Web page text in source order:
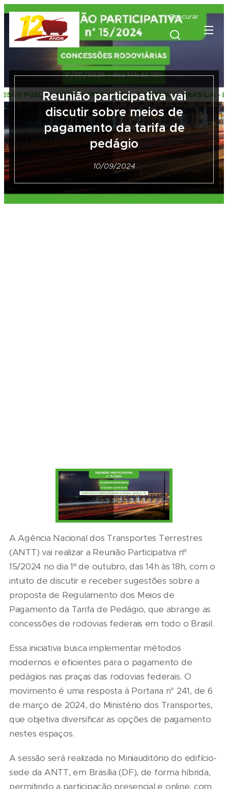
Procurar
Reunião participativa vai
discutir sobre meios de
pagamento da tarifa de
pedágio
10/09/2024
A Agência Nacional dos Transportes Terrestres
(ANTT) vai realizar a Reunião Participativa nº
15/2024 no dia 1º de outubro, das 14h às 18h, com o
intuito de discutir e receber sugestões sobre a
proposta de Regulamento dos Meios de
Pagamento da Tarifa de Pedágio, que abrange as
concessões de rodovias federais em todo o Brasil.
Essa iniciativa busca implementar métodos
modernos e eficientes para o pagamento de
pedágios nas praças das rodovias federais. O
movimento é uma resposta à Portaria n° 241, de 6
de março de 2024, do Ministério dos Transportes,
que objetiva diversificar as opções de pagamento
nestes espaços.
A sessão será realizada no Miniauditório do edifício-
sede da ANTT, em Brasília (DF), de forma híbrida,
permitindo a participação presencial e online, com